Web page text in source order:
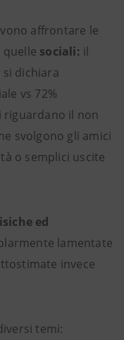
affrontare le
sociali: il
si dichiara
vs 72%
il non
svolgono gli amici
o semplici uscite
ed
lamentate
invece
temi: